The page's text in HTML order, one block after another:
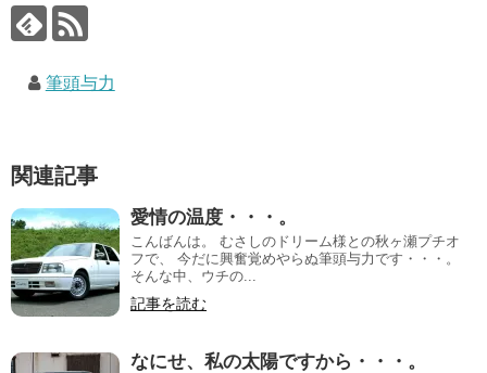
筆頭与力
関連記事
愛情の温度・・・。
こんばんは。 むさしのドリーム様との秋ヶ瀬プチオ
フで、 今だに興奮覚めやらぬ筆頭与力です・・・。
そんな中、ウチの...
記事を読む
なにせ、私の太陽ですから・・・。